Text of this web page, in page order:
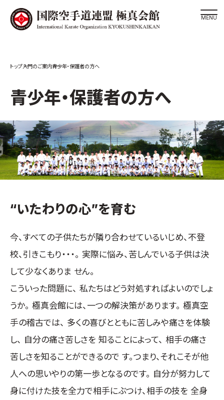
極真会館の世界
極真会館の理念
大山倍達総裁 紹介
松井章奎館長 紹介
極真の歴史
極真会館のご案内
役員紹介
国際空手道連盟について
お知らせ
本部からのお知らせ
支部からのお知らせ
公式大会
公式記録
試合規則
入門のご案内
青少年部・保護者の方へ
一般の部・壮年部の方
入門のご案内青少年・保護者の方へ
青少年・保護者の方へ
“いたわりの心”を育む
今、すべての子供たちが隣り合わせているいじめ、不登
校、引きこもり・・・。 実際に悩み、苦しんでいる子供は決
して少なくありま せん。
こういった問題に、 私たちはどう対処すればよいのでしょ
うか。 極真会館には、一つの解決策があります。 極真空
手の稽古では、 多くの喜びとともに苦しみや痛さを体験
し、 自分の痛さ苦しさを 知ることによって、 相手の痛さ
苦しさを知ることができるので す。つまり、それこそが他
人への思いやりの第一歩となるのです。 自分が努力して
身に付けた技を全力で相手にぶつけ、相手の技を 全身